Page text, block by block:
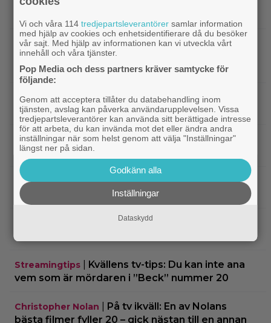
Exklusivt|Vilhelm Blomgren blev uppläxad av Ari
Aster – första inspelningsdagen: ”Tala om
oerfaren”
AI|Warner Bros får kritik: AI-animerad hund gör
reklam för filmen ”The End of Oak Street”
Disney Plus |”The Simpsons” kan ta slut efter 40
säsonger – tror skådespelaren bakom Bart
Klassiker|90-talets roligaste komedi intar
Viaplay: ”Sjuk humor och genialiskt manus”
Nu på HBO Max: Tom Hardy gör sin
Streamingtips
Kvällens tv-tips: Du kan inte ana
vem som är mördaren i ”Beck” nummer 20
Christopher Nolan
På tv ikväll: En av Nolans
bästa filmer fyller 20 – gick nästan till en annan
Vi och våra 114tredjepartsleverantörer samlar information
med hjälp av cookies och enhetsidentifierare då du besöker
vår sajt. Med hjälp av informationen kan vi utveckla vårt
innehåll och våra tjänster.
Pop Media och dess partners kräver samtycke för
följande:
Genom att acceptera tillåter du databehandling inom
tjänsten, avslag kan påverka användarupplevelsen. Vissa
tredjepartsleverantörer kan använda sitt berättigade intresse
för att arbeta, du kan invända mot det eller ändra andra
inställningar när som helst genom att välja "Inställningar"
längst ner på sidan.
Godkänn alla
Inställningar
Dataskydd